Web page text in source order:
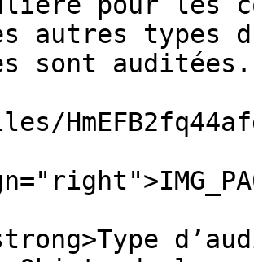
autres types
sont auditées.